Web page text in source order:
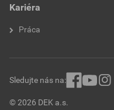
Kariéra
Práca
© 2026 DEK a.s.
Sledujte nás na: